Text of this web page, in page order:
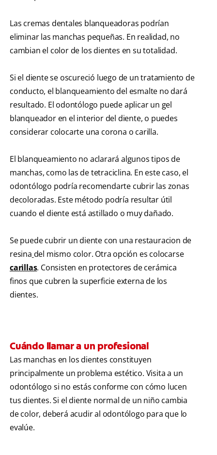
Las cremas dentales blanqueadoras podrían
eliminar las manchas pequeñas. En realidad, no
cambian el color de los dientes en su totalidad.
Si el diente se oscureció luego de un tratamiento de
conducto, el blanqueamiento del esmalte no dará
resultado. El odontólogo puede aplicar un gel
blanqueador en el interior del diente, o puedes
considerar colocarte una corona o carilla.
El blanqueamiento no aclarará algunos tipos de
manchas, como las de tetraciclina. En este caso, el
odontólogo podría recomendarte cubrir las zonas
decoloradas. Este método podría resultar útil
cuando el diente está astillado o muy dañado.
Se puede cubrir un diente con una restauracion de
resina del mismo color. Otra opción es colocarse
carillas. Consisten en protectores de cerámica
finos que cubren la superficie externa de los
dientes.
Cuándo llamar a un profesional
Las manchas en los dientes constituyen
principalmente un problema estético. Visita a un
odontólogo si no estás conforme con cómo lucen
tus dientes. Si el diente normal de un niño cambia
de color, deberá acudir al odontólogo para que lo
evalúe.